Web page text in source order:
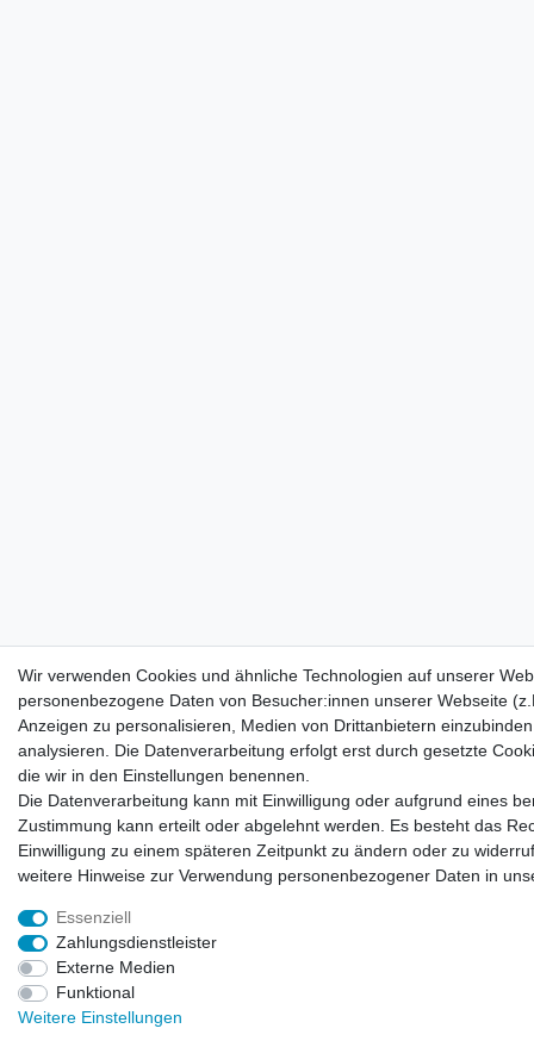
Wir verwenden Cookies und ähnliche Technologien auf unserer
personenbezogene Daten von Besucher:innen unserer Webseite
Anzeigen zu personalisieren, Medien von Drittanbietern
analysieren. Die Datenverarbeitung erfolgt erst durch gesetzte
die wir in den Einstellungen benennen.
Die Datenverarbeitung kann mit Einwilligung oder aufgrund eines
Zustimmung kann erteilt oder abgelehnt werden. Es besteht das
Einwilligung zu einem späteren Zeitpunkt zu ändern oder zu
weitere Hinweise zur Verwendung personenbezogener Daten in
Essenziell
Zahlungsdienstleister
Externe Medien
Funktional
Weitere Einstellungen